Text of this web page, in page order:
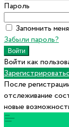
Пароль
Запомнить меня
Забыли пароль?
Войти как
После
отслеживание
новые